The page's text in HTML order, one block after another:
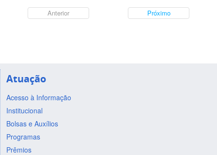
Anterior Próximo
Atuação
Acesso à Informação
Institucional
Bolsas e Auxílios
Programas
Prêmios